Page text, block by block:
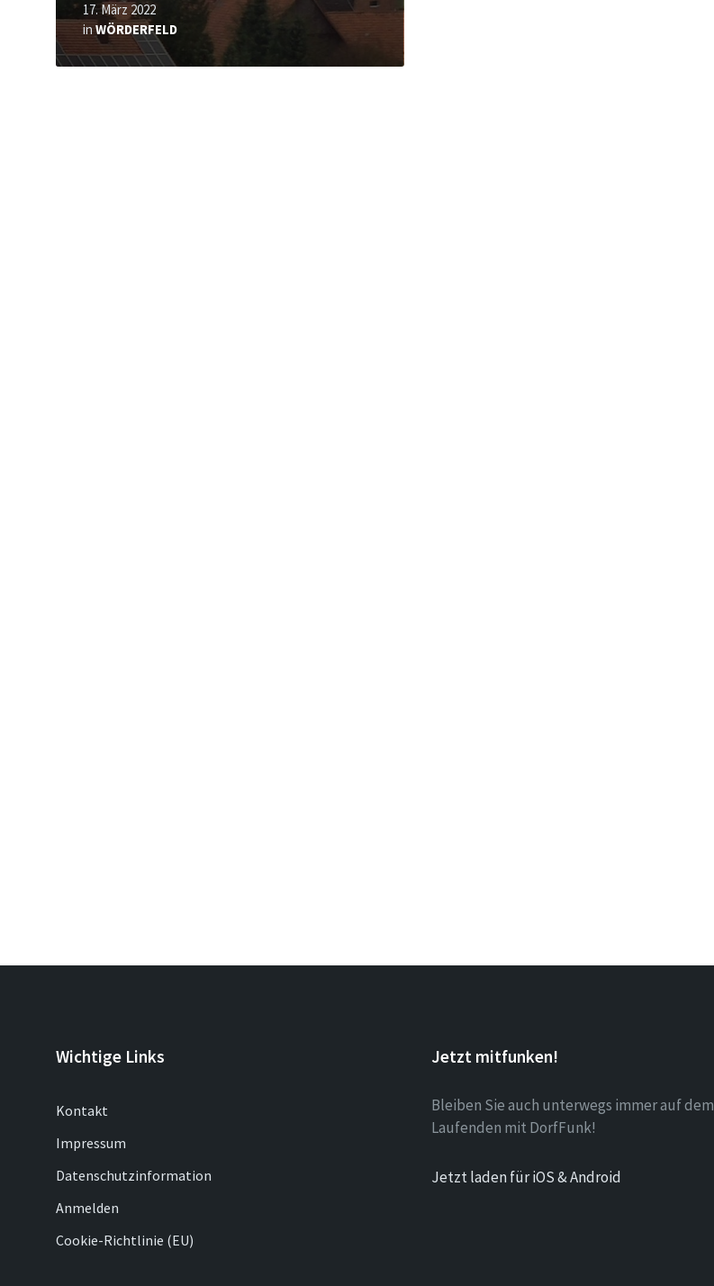
17. März 2022
in WÖRDERFELD
Wichtige Links
Kontakt
Impressum
Datenschutzinformation
Anmelden
Cookie-Richtlinie (EU)
Jetzt mitfunken!
Bleiben Sie auch unterwegs immer auf dem
Laufenden mit DorfFunk!
Jetzt laden für iOS & Android